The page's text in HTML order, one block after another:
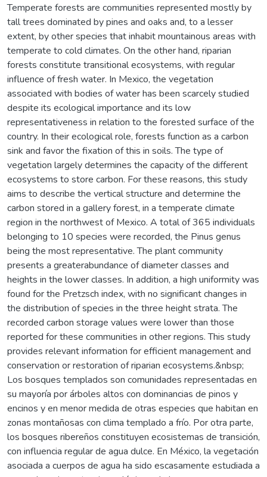
Temperate forests are communities represented mostly by
tall trees dominated by pines and oaks and, to a lesser
extent, by other species that inhabit mountainous areas with
temperate to cold climates. On the other hand, riparian
forests constitute transitional ecosystems, with regular
influence of fresh water. In Mexico, the vegetation
associated with bodies of water has been scarcely studied
despite its ecological importance and its low
representativeness in relation to the forested surface of the
country. In their ecological role, forests function as a carbon
sink and favor the fixation of this in soils. The type of
vegetation largely determines the capacity of the different
ecosystems to store carbon. For these reasons, this study
aims to describe the vertical structure and determine the
carbon stored in a gallery forest, in a temperate climate
region in the northwest of Mexico. A total of 365 individuals
belonging to 10 species were recorded, the Pinus genus
being the most representative. The plant community
presents a greaterabundance of diameter classes and
heights in the lower classes. In addition, a high uniformity was
found for the Pretzsch index, with no significant changes in
the distribution of species in the three height strata. The
recorded carbon storage values were lower than those
reported for these communities in other regions. This study
provides relevant information for efficient management and
conservation or restoration of riparian ecosystems.&nbsp;
Los bosques templados son comunidades representadas en
su mayoría por árboles altos con dominancias de pinos y
encinos y en menor medida de otras especies que habitan en
zonas montañosas con clima templado a frío. Por otra parte,
los bosques ribereños constituyen ecosistemas de transición,
con influencia regular de agua dulce. En México, la vegetación
asociada a cuerpos de agua ha sido escasamente estudiada a